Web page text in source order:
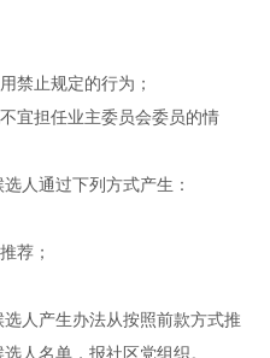
禁止规定的行为；
宜担任业主委员会委员的情
通过下列方式产生：
荐；
人产生办法从按照前款方式推
人名单，报社区党组织。